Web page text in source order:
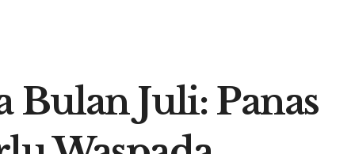
Bulan Juli: Panas